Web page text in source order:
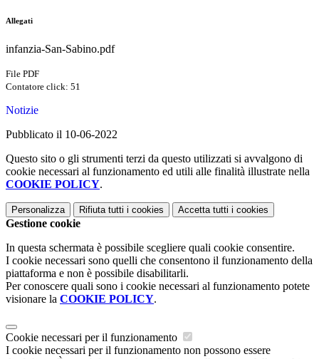
Allegati
infanzia-San-Sabino.pdf
File PDF
Contatore click: 51
Notizie
Pubblicato il 10-06-2022
Questo sito o gli strumenti terzi da questo utilizzati si avvalgono di
cookie necessari al funzionamento ed utili alle finalità illustrate nella
COOKIE POLICY.
Personalizza Rifiuta tutti i cookies Accetta tutti i cookies
Gestione cookie
In questa schermata è possibile scegliere quali cookie consentire.
I cookie necessari sono quelli che consentono il funzionamento della
piattaforma e non è possibile disabilitarli.
Per conoscere quali sono i cookie necessari al funzionamento potete
visionare la COOKIE POLICY.
Cookie necessari per il funzionamento
I cookie necessari per il funzionamento non possono essere